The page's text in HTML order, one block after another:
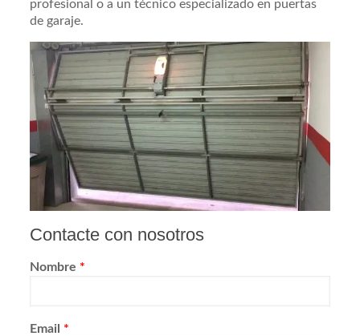
profesional o a un técnico especializado en puertas
de garaje.
Contacte con nosotros
Nombre *
Email *